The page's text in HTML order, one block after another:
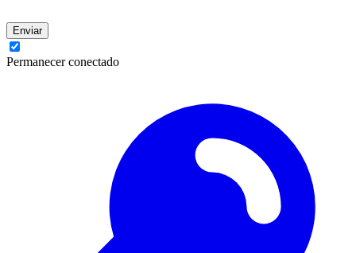
Enviar
Permanecer conectado